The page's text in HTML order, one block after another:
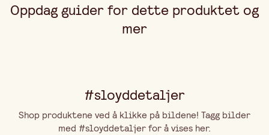
Oppdag guider for dette produktet og
mer
#sloyddetaljer
Shop produktene ved å klikke på bildene! Tagg bilder
med #sloyddetaljer for å vises her.